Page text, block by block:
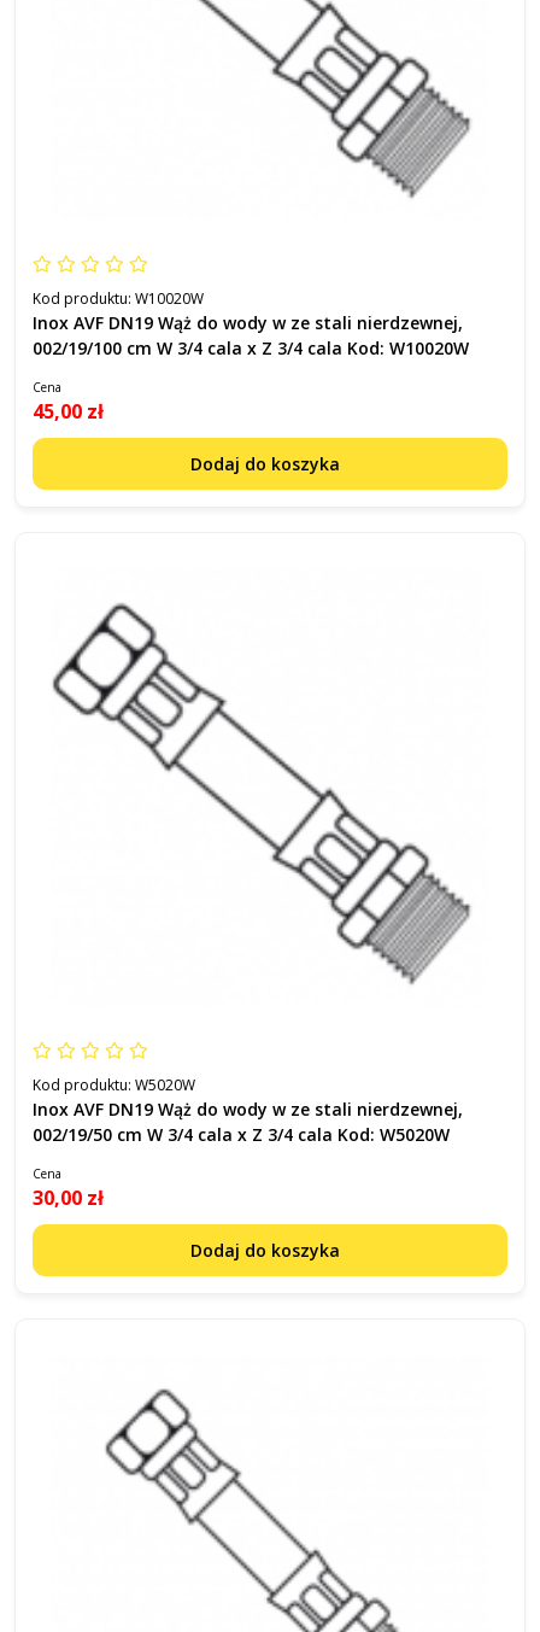
Kod produktu: W10020W
Inox AVF DN19 Wąż do wody w ze stali nierdzewnej,
002/19/100 cm W 3/4 cala x Z 3/4 cala Kod: W10020W
Cena
45,00 zł
Dodaj do koszyka
Kod produktu: W5020W
Inox AVF DN19 Wąż do wody w ze stali nierdzewnej,
002/19/50 cm W 3/4 cala x Z 3/4 cala Kod: W5020W
Cena
30,00 zł
Dodaj do koszyka